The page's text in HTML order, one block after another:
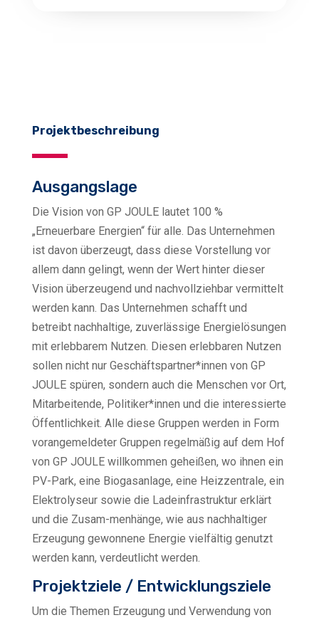
Projektbeschreibung
Ausgangslage
Die Vision von GP JOULE lautet 100 %
„Erneuerbare Energien“ für alle. Das Unternehmen
ist davon überzeugt, dass diese Vorstellung vor
allem dann gelingt, wenn der Wert hinter dieser
Vision überzeugend und nachvollziehbar vermittelt
werden kann. Das Unternehmen schafft und
betreibt nachhaltige, zuverlässige Energielösungen
mit erlebbarem Nutzen. Diesen erlebbaren Nutzen
sollen nicht nur Geschäftspartner*innen von GP
JOULE spüren, sondern auch die Menschen vor Ort,
Mitarbeitende, Politiker*innen und die interessierte
Öffentlichkeit. Alle diese Gruppen werden in Form
vorangemeldeter Gruppen regelmäßig auf dem Hof
von GP JOULE willkommen geheißen, wo ihnen ein
PV-Park, eine Biogasanlage, eine Heizzentrale, ein
Elektrolyseur sowie die Ladeinfrastruktur erklärt
und die Zusam-menhänge, wie aus nachhaltiger
Erzeugung gewonnene Energie vielfältig genutzt
werden kann, verdeutlicht werden.
Projektziele / Entwicklungsziele
Um die Themen Erzeugung und Verwendung von